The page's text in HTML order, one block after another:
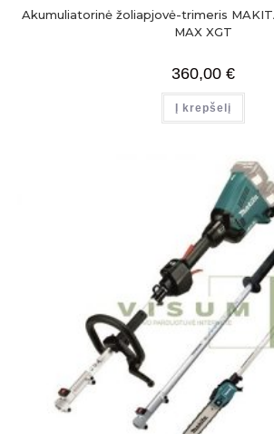
Akumuliatorinė žoliapjovė-trimeris
MAX XGT
360,00 €
Į krepšelį